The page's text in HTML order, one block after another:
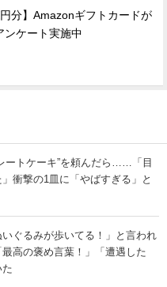
円分】Amazonギフトカードが
ンケート実施中
ートケーキ”を頼んだら……「目
衝撃の1皿に「やばすぎる」と
ぐるみが歩いてる！」と言われ
高の褒め言葉！」「遭遇した